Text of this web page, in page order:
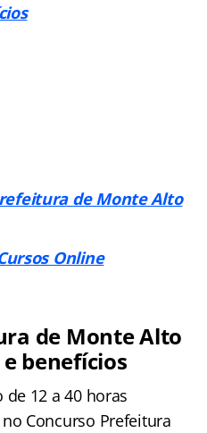
de Monte Alto
Online
de Monte Alto
benefícios
12 a 40 horas
Concurso Prefeitura